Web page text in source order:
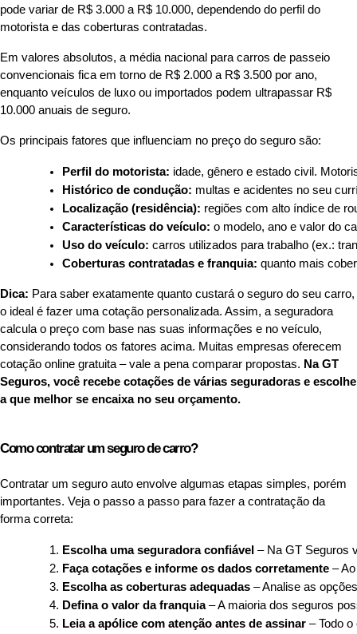
pode variar de R$ 3.000 a R$ 10.000, dependendo do perfil do
motorista e das coberturas contratadas.
Em valores absolutos, a média nacional para carros de passeio
convencionais fica em torno de R$ 2.000 a R$ 3.500 por ano,
enquanto veículos de luxo ou importados podem ultrapassar R$
10.000 anuais de seguro.
Os principais fatores que influenciam no preço do seguro são:
Perfil do motorista: idade, gênero e estado civil.
Histórico de condução: multas e acidentes no seu
Localização (residência): regiões com alto índice de
Características do veículo: o modelo, ano e valor do
Uso do veículo: carros utilizados para trabalho (ex.:
Coberturas contratadas e franquia: quanto mais
Dica: Para saber exatamente quanto custará o seguro do seu carro,
o ideal é fazer uma cotação personalizada. Assim, a seguradora
calcula o preço com base nas suas informações e no veículo,
considerando todos os fatores acima. Muitas empresas oferecem
cotação online gratuita – vale a pena comparar propostas. Na GT
Seguros, você recebe cotações de várias seguradoras e escolhe
a que melhor se encaixa no seu orçamento.
Como contratar um seguro de carro?
Contratar um seguro auto envolve algumas etapas simples, porém
importantes. Veja o passo a passo para fazer a contratação da
forma correta:
Escolha uma seguradora confiável – Na GT Seguros
Faça cotações e informe os dados corretamente –
Escolha as coberturas adequadas – Analise as
Defina o valor da franquia – A maioria dos seguros
Leia a apólice com atenção antes de assinar – Todo